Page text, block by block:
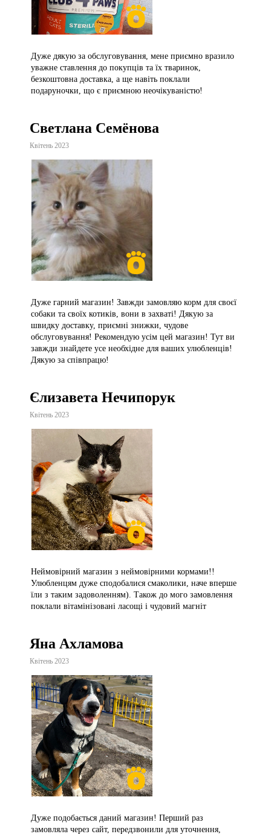
Дуже дякую за обслуговування, мене приємно вразило
уважне ставлення до покупців та їх тваринок,
безкоштовна доставка, а ще навіть поклали
подаруночки, що є приємною неочікуваністю!
Светлана Семёнова
Квітень 2023
Дуже гарний магазин! Завжди замовляю корм для своєї
собаки та своїх котиків, вони в захваті! Дякую за
швидку доставку, приємні знижки, чудове
обслуговування! Рекомендую усім цей магазин! Тут ви
завжди знайдете усе необхідне для ваших улюбленців!
Дякую за співпрацю!
Єлизавета Нечипорук
Квітень 2023
Неймовірний магазин з неймовірними кормами!!
Улюбленцям дуже сподобалися смаколики, наче вперше
їли з таким задоволенням). Також до мого замовлення
поклали вітамінізовані ласощі і чудовий магніт
Яна Ахламова
Квітень 2023
Дуже подобається даний магазин! Перший раз
замовляла через сайт, передзвонили для уточнення,